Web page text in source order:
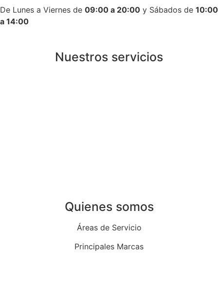
De Lunes a Viernes de 09:00 a 20:00 y Sábados de 10:00
a 14:00
Nuestros servicios
Quienes somos
Áreas de Servicio
Principales Marcas